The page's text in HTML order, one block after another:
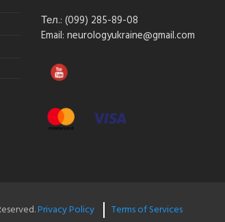
Тел.: (099) 285-89-08
Email: neurologyukraine@gmail.com
Privacy Policy Terms of Services